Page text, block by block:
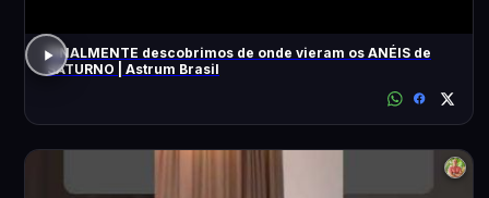
FINALMENTE descobrimos de onde vieram os ANÉIS de
SATURNO | Astrum Brasil